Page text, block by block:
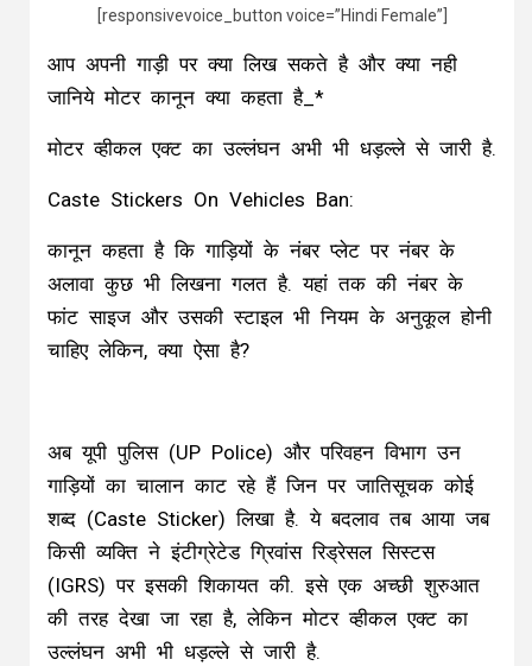
[responsivevoice_button voice=”Hindi Female”]
आप अपनी गाड़ी पर क्या लिख सकते है और क्या नही
जानिये मोटर कानून क्या कहता है_*
मोटर व्हीकल एक्ट का उल्लंघन अभी भी धड़ल्ले से जारी है.
Caste Stickers On Vehicles Ban:
कानून कहता है कि गाड़ियों के नंबर प्लेट पर नंबर के
अलावा कुछ भी लिखना गलत है. यहां तक की नंबर के
फांट साइज और उसकी स्टाइल भी नियम के अनुकूल होनी
चाहिए लेकिन, क्या ऐसा है?
अब यूपी पुलिस (UP Police) और परिवहन विभाग उन
गाड़ियों का चालान काट रहे हैं जिन पर जातिसूचक कोई
शब्द (Caste Sticker) लिखा है. ये बदलाव तब आया जब
किसी व्यक्ति ने इंटीग्रेटेड ग्रिवांस रिड्रेसल सिस्टस
(IGRS) पर इसकी शिकायत की. इसे एक अच्छी शुरुआत
की तरह देखा जा रहा है, लेकिन मोटर व्हीकल एक्ट का
उल्लंघन अभी भी धड़ल्ले से जारी है.